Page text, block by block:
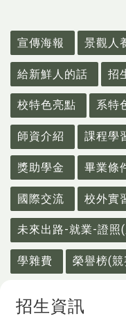
宣傳海報
景觀人
給新鮮人的話 招
校特色亮點 系特
師資介紹 課程學
獎助學金 畢業條
國際交流 校外實
未來出路-就業-證照
學雜費 榮譽榜(
招生資訊